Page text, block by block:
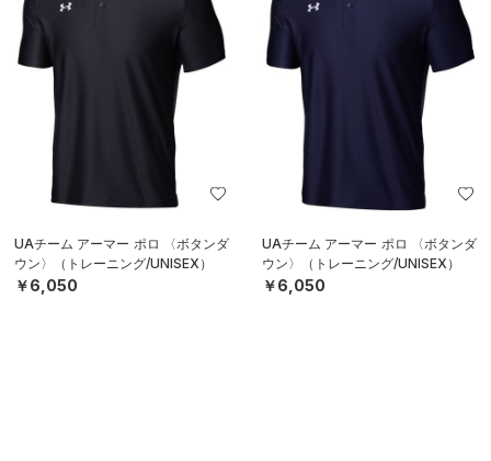
UAチーム アーマー ポロ 〈ボタンダ
ウン〉（トレーニング/UNISEX）
￥6,050
UAチーム アーマー ポロ 〈ボタンダ
ウン〉（トレーニング/UNISEX）
￥6,050